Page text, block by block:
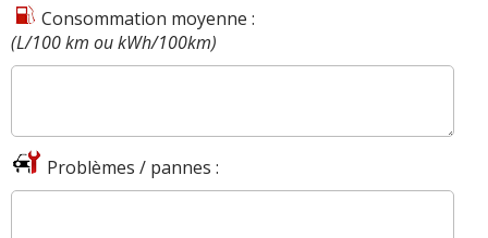
Consommation moyenne :
(L/100 km ou kWh/100km)
Problèmes / pannes :